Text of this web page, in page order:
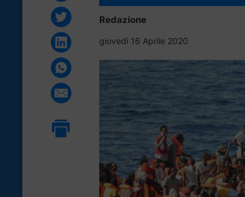
Redazione
giovedì 16 Aprile 2020